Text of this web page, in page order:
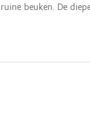
beuken. De